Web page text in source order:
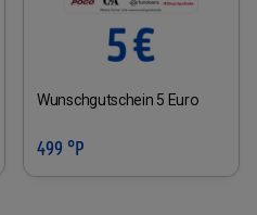
Wunschgutschein 5 Euro
499 °P